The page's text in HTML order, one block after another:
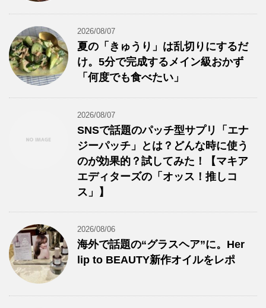
2026/08/07
夏の「きゅうり」は乱切りにするだ
け。5分で完成するメイン級おかず
「何度でも食べたい」
2026/08/07
SNSで話題のパッチ型サプリ「エナ
ジーパッチ」とは？どんな時に使う
のが効果的？試してみた！【マキア
エディターズの「オッス！推しコ
ス」】
2026/08/06
海外で話題の“グラスヘア”に。Her
lip to BEAUTY新作オイルをレポ